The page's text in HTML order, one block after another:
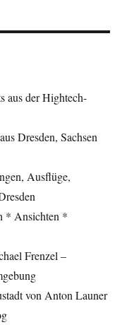
aus der Hightech-
Dresden, Sachsen
Ausflüge,
* Ansichten *
Frenzel –
von Anton Launer